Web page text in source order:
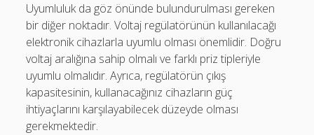
Uyumluluk da göz önünde bulundurulması gereken
bir diğer noktadır. Voltaj regülatörünün kullanılacağı
elektronik cihazlarla uyumlu olması önemlidir. Doğru
voltaj aralığına sahip olmalı ve farklı priz tipleriyle
uyumlu olmalıdır. Ayrıca, regülatörün çıkış
kapasitesinin, kullanacağınız cihazların güç
ihtiyaçlarını karşılayabilecek düzeyde olması
gerekmektedir.